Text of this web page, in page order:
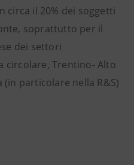
circa il 20% dei soggetti
soprattutto per il
dei settori
circolare, Trentino- Alto
(in particolare nella R&S)